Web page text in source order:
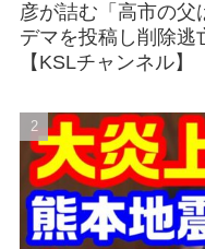
彦が詰む「高市の父
デマを投稿し削除
【KSLチャンネル】